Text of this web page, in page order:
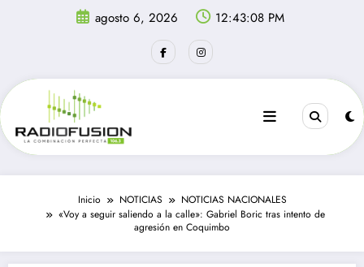
agosto 6, 2026 12:43:08 PM
Inicio NOTICIAS
NOTICIAS NACIONALES
«Voy a seguir saliendo a la calle»: Gabriel Boric tras intento de
agresión en Coquimbo